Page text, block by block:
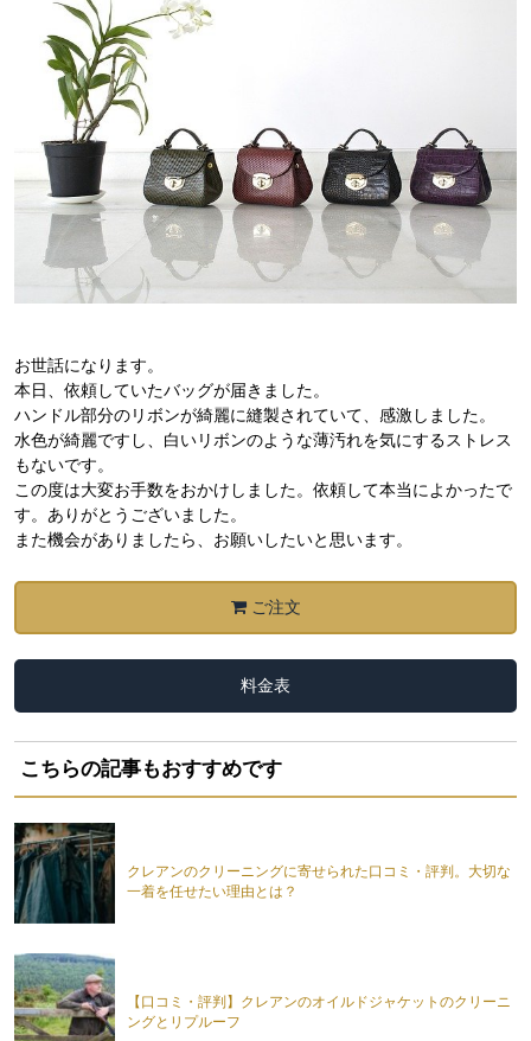
お世話になります。
本日、依頼していたバッグが届きました。
ハンドル部分のリボンが綺麗に縫製されていて、感激しました。
水色が綺麗ですし、白いリボンのような薄汚れを気にするストレス
もないです。
この度は大変お手数をおかけしました。依頼して本当によかったで
す。ありがとうございました。
また機会がありましたら、お願いしたいと思います。
ご注文
料金表
こちらの記事もおすすめです
クレアンのクリーニングに寄せられた口コミ・評判。大切な
一着を任せたい理由とは？
【口コミ・評判】クレアンのオイルドジャケットのクリーニ
ングとリプルーフ